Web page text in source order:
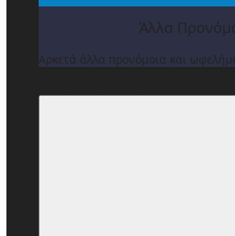
Άλλα
Αρκετά άλλα προνόμοια και